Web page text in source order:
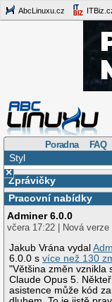
AbcLinuxu.cz
Poradna FAQ
Styl
×
Zprávičky
Pracovní nabídky
Adminer 6.0.0
včera 17:22 | Nová verze
Jakub Vrána vydal
6.0.0 svíce než 130
"Většina změn vznikla
Claude Opus 5.
asistence může kód